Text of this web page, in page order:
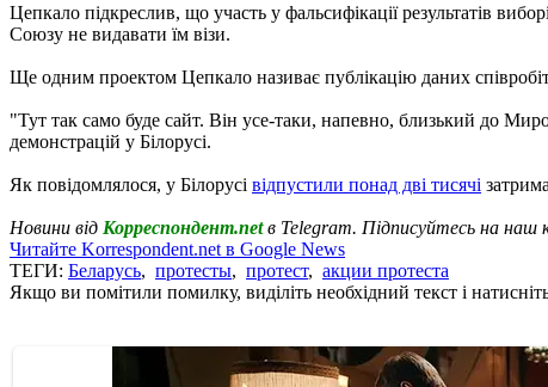
Цепкало підкреслив, що участь у фальсифікації результатів
Союзу не видавати їм візи.
Ще одним проектом Цепкало називає публікацію даних
"Тут так само буде сайт. Він усе-таки, напевно, близький до
демонстрацій у Білорусі.
Як повідомлялося, у Білорусі відпустили понад дві тисячі
Новини від Корреспондент.netв Telegram. Підписуйтесь на наш
Читайте Korrespondent.net в Google News
ТЕГИ: Беларусь, протесты, протест, акции протеста
Якщо ви помітили помилку, виділіть необхідний текст і